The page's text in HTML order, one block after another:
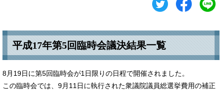
平成17年第5回臨時会議決結果一覧
8月19日に第5回臨時会が1日限りの日程で開催されました。
この臨時会では、9月11日に執行された衆議院議員総選挙費用の補正